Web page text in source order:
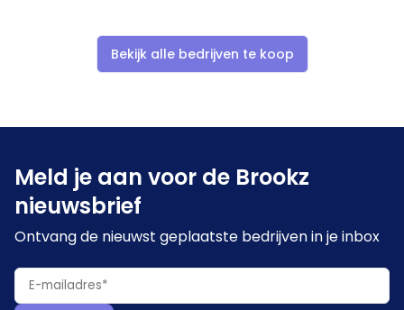
pand. Het pand is ingericht als kantoorpand en kan
gekocht dan wel gehuurd worden.
Bekijk alle bedrijven te koop
Meld je aan voor de Brookz
nieuwsbrief
Ontvang de nieuwst geplaatste bedrijven in je inbox